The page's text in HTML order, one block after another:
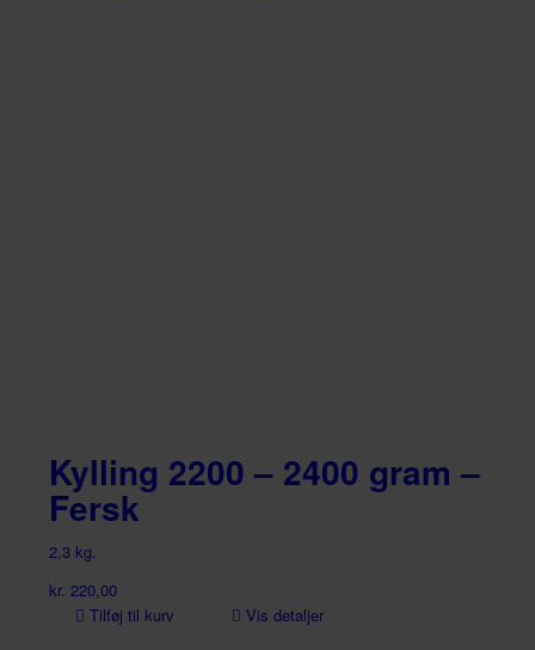
Kylling 2200 – 2400 gram –
Fersk
2,3 kg.
kr. 220,00
Tilføj til kurv
Vis detaljer